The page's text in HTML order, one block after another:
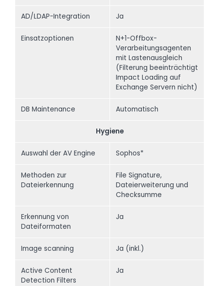
AD/LDAP-Integration Ja
Einsatzoptionen
N+1-Offbox-
Verarbeitungsagenten
mit Lastenausgleich
(Filterung beeinträchtigt
Impact Loading auf
Exchange Servern nicht)
DB Maintenance Automatisch
Hygiene
Auswahl der AV Engine Sophos*
Methoden zur
Dateierkennung
File Signature,
Dateierweiterung und
Checksumme
Erkennung von
Dateiformaten
Ja
Image scanning Ja (inkl.)
Active Content
Detection Filters
Ja